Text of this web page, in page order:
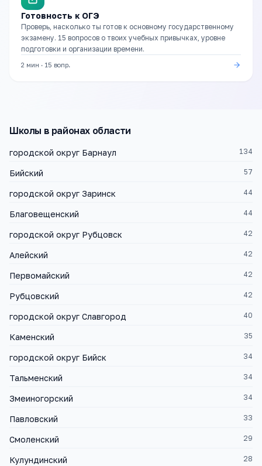
Готовность к ОГЭ
Проверь, насколько ты готов к основному государственному
экзамену. 15 вопросов о твоих учебных привычках, уровне
подготовки и организации времени.
2 мин · 15 вопр.
Школы в районах области
городской округ Барнаул 134
Бийский 57
городской округ Заринск 44
Благовещенский 44
городской округ Рубцовск 42
Алейский 42
Первомайский 42
Рубцовский 42
городской округ Славгород 40
Каменский 35
городской округ Бийск 34
Тальменский 34
Змеиногорский 34
Павловский 33
Смоленский 29
Кулундинский 28